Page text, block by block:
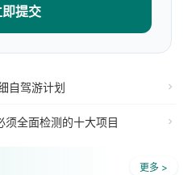
即提交
自驾游计划
须全面检测的十大项目
更多 >